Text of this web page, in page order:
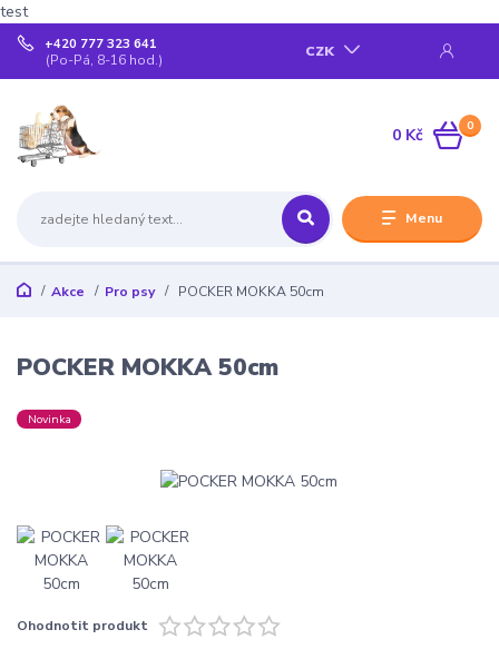
test
Menu
CZK
+420 777 323 641
(Po-Pá, 8-16 hod.)
0
0 Kč
Akce Pro psy POCKER MOKKA 50cm
POCKER MOKKA 50cm
Novinka
Ohodnotit produkt